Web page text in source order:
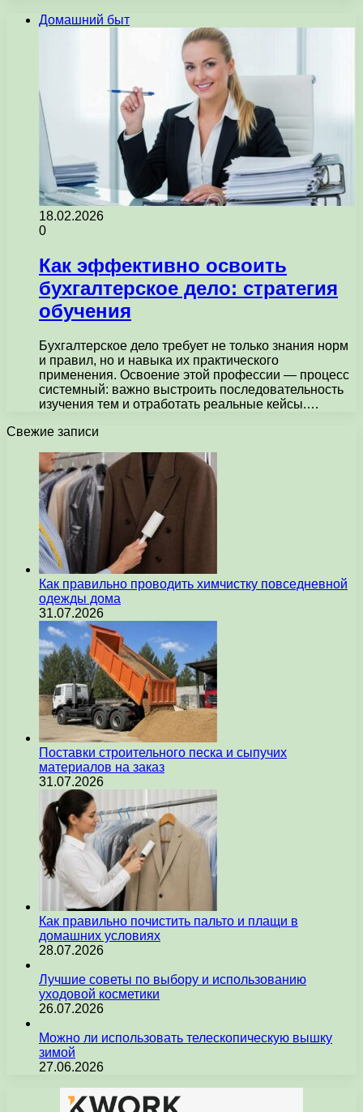
Домашний быт
18.02.2026
0
Как эффективно освоить
бухгалтерское дело: стратегия
обучения
Бухгалтерское дело требует не только знания норм
и правил, но и навыка их практического
применения. Освоение этой профессии — процесс
системный: важно выстроить последовательность
изучения тем и отработать реальные кейсы.…
Свежие записи
Как правильно проводить химчистку повседневной
одежды дома
31.07.2026
Поставки строительного песка и сыпучих
материалов на заказ
31.07.2026
Как правильно почистить пальто и плащи в
домашних условиях
28.07.2026
Лучшие советы по выбору и использованию
уходовой косметики
26.07.2026
Можно ли использовать телескопическую вышку
зимой
27.06.2026